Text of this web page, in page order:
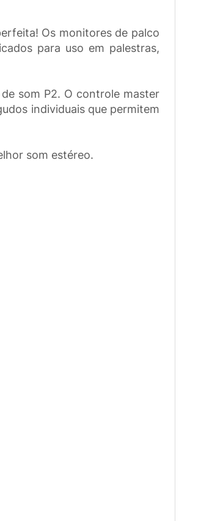
Os monitores de palco
para uso em palestras,
som P2. O controle master
individuais que permitem
som estéreo.